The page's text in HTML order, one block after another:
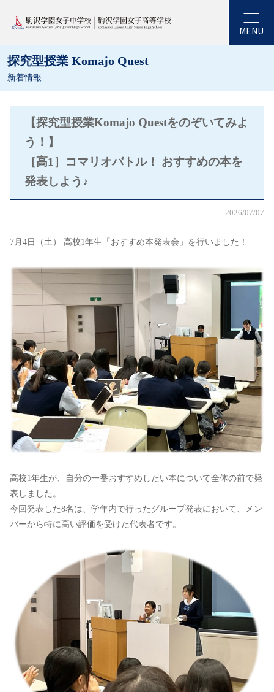
MENU
探究型授業 Komajo Quest
新着情報
【探究型授業Komajo Questをのぞいてみよ
う！】
［高1］コマリオバトル！ おすすめの本を
発表しよう♪
2026/07/07
7月4日（土） 高校1年生「おすすめ本発表会」を行いました！
高校1年生が、自分の一番おすすめしたい本について全体の前で発
表しました。
今回発表した8名は、学年内で行ったグループ発表において、メン
バーから特に高い評価を受けた代表者です。